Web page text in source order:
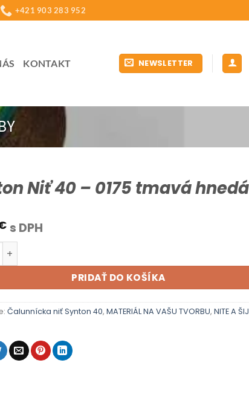
+421 903 283 952
KONTAKT NEWSLETTER
Niť 40 – 0175 tmavá hnedá
s DPH
Synton Niť 40 - 0175 tmavá hnedá
PRIDAŤ DO KOŠÍKA
Čalunnícka niť Synton 40, MATERIÁL NA VAŠU TVORBU, NITE A